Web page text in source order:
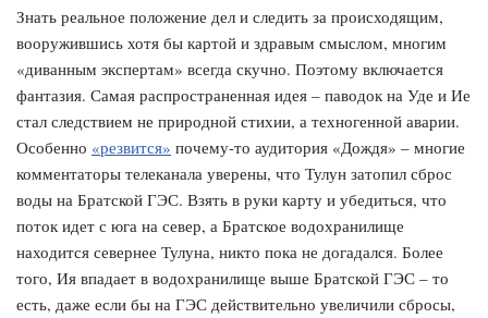
Знать реальное положение дел и следить за происходящим,
вооружившись хотя бы картой и здравым смыслом, многим
«диванным экспертам» всегда скучно. Поэтому включается
фантазия. Самая распространенная идея – паводок на Уде и Ие
стал следствием не природной стихии, а техногенной аварии.
Особенно «резвится» почему-то аудитория «Дождя» – многие
комментаторы телеканала уверены, что Тулун затопил сброс
воды на Братской ГЭС. Взять в руки карту и убедиться, что
поток идет с юга на север, а Братское водохранилище
находится севернее Тулуна, никто пока не догадался. Более
того, Ия впадает в водохранилище выше Братской ГЭС – то
есть, даже если бы на ГЭС действительно увеличили сбросы,